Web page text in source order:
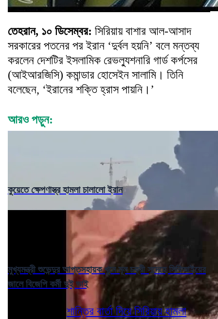
তেহরান, ১০ ডিসেম্বর: সিরিয়ায় বাশার আল-আসাদ
সরকারের পতনের পর ইরান ‘দুর্বল হয়নি’ বলে মন্তব্য
করলেন দেশটির ইসলামিক রেভল্যুশনারি গার্ড কর্পসের
(আইআরজিসি) কমান্ডার হোসেইন সালামি। তিনি
বলেছেন, ‘ইরানের শক্তি হ্রাস পায়নি।’
আরও পড়ুন:
কুয়েতে ক্ষেপণাস্ত্র হামলা চালালো ইরান
মুখ্যমন্ত্রী শুভেন্দুর আপ্তসহায়ক খুনে মূল চক্রী সন্দেহে সিবিআইয়ের
জালে বিজেপি কর্মী দুই ভাই
শান্তির বার্তা দিয়ে সিরিয়ায় হামলা